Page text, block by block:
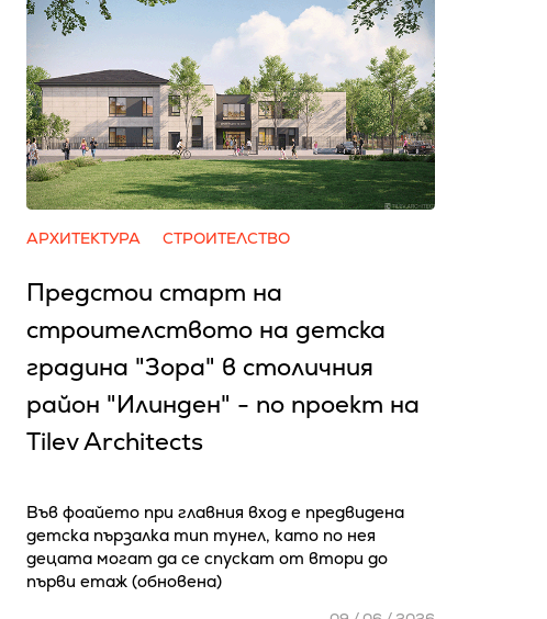
АРХИТЕКТУРА СТРОИТЕЛСТВО
Предстои старт на
строителството на детска
градина "Зора" в столичния
район "Илинден" - по проект на
Tilev Architects
Във фоайето при главния вход е предвидена
детска пързалка тип тунел, като по нея
децата могат да се спускат от втори до
първи етаж (обновена)